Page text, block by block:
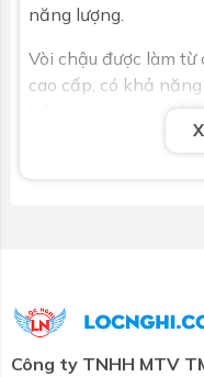
năng lượng.
Vòi chậu được làm
cao cấp, có khả
luôn sáng bóng và
H266.5 x L123
2. Tính năng công
lạnh NEW
2.1 Công nghệ tay
Công ty TNHH MTV